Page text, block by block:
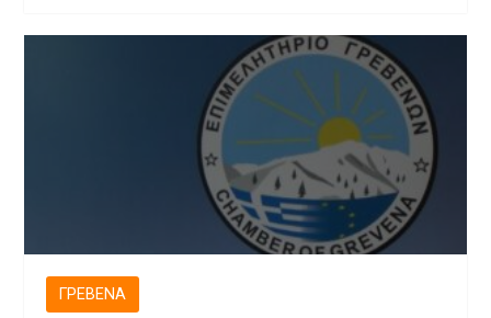
ΓΡΕΒΕΝΆ